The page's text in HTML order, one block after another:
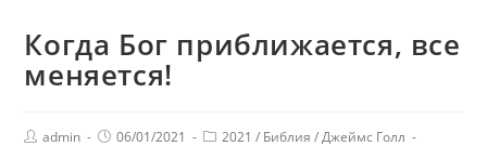
Когда Бог приближается, все
меняется!
admin 06/01/2021 2021 / Библия / Джеймс Голл